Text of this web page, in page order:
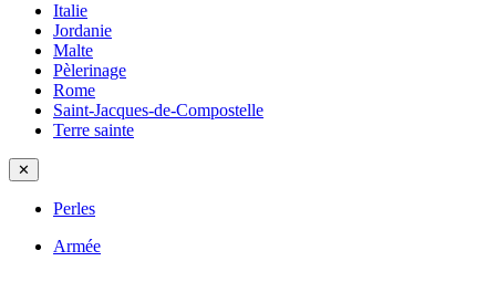
Italie
Jordanie
Malte
Pèlerinage
Rome
Saint-Jacques-de-Compostelle
Terre sainte
✕
Perles
Armée